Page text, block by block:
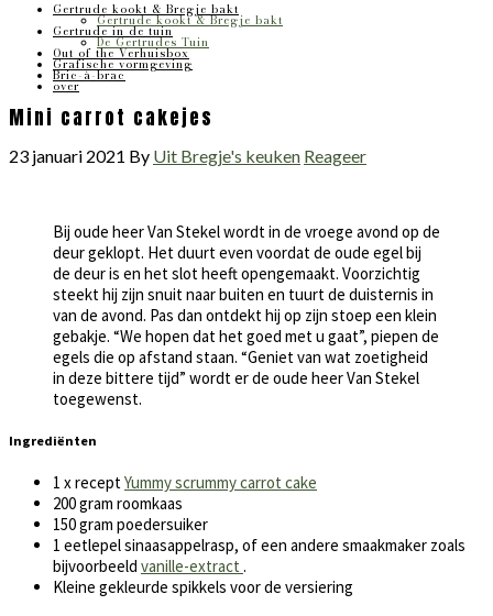
Gertrude kookt & Bregje bakt
Gertrude kookt & Bregje bakt
Gertrude in de tuin
De Gertrudes Tuin
Out of the Verhuisbox
Grafische vormgeving
Bric-à-brac
over
Mini carrot cakejes
23 januari 2021 By Uit Bregje's keuken Reageer
Bij oude heer Van Stekel wordt in de vroege avond op de
deur geklopt. Het duurt even voordat de oude egel bij
de deur is en het slot heeft opengemaakt. Voorzichtig
steekt hij zijn snuit naar buiten en tuurt de duisternis in
van de avond. Pas dan ontdekt hij op zijn stoep een klein
gebakje. “We hopen dat het goed met u gaat”, piepen de
egels die op afstand staan. “Geniet van wat zoetigheid
in deze bittere tijd” wordt er de oude heer Van Stekel
toegewenst.
Ingrediënten
1 x recept Yummy scrummy carrot cake
200 gram roomkaas
150 gram poedersuiker
1 eetlepel sinaasappelrasp, of een andere smaakmaker zoals
bijvoorbeeld vanille-extract .
Kleine gekleurde spikkels voor de versiering